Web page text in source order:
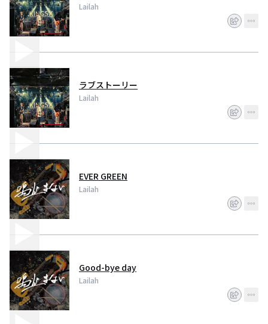
Lailah
ラブストーリー
Lailah
EVER GREEN
Lailah
Good-bye day
Lailah